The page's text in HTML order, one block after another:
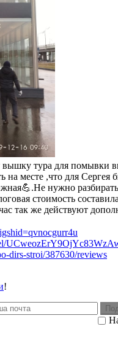
вышку тура для
на месте ,что для
нужно
стоимость
так же действуют
dirs-stroi/387630/reviews
!